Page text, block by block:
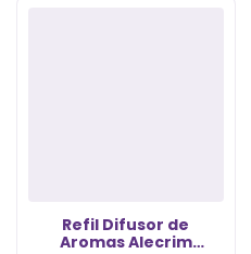
Refil Difusor de
Aromas Alecrim